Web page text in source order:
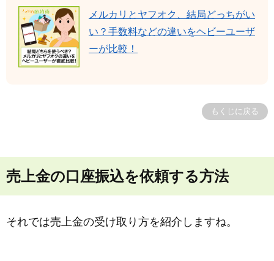
メルカリとヤフオク、結局どっちがい
い？手数料などの違いをヘビーユーザ
ーが比較！
もくじに戻る
売上金の口座振込を依頼する方法
それでは売上金の受け取り方を紹介しますね。